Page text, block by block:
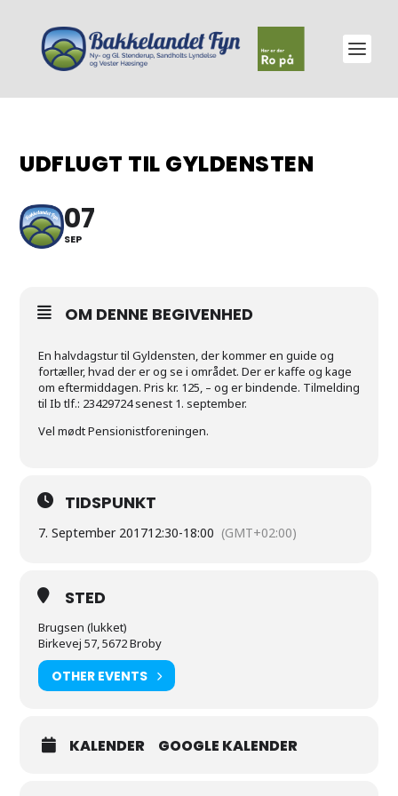
UDFLUGT TIL GYLDENSTEN
07
SEP
OM DENNE BEGIVENHED
En halvdagstur til Gyldensten, der kommer en guide og
fortæller, hvad der er og se i området. Der er kaffe og kage
om eftermiddagen. Pris kr. 125, – og er bindende. Tilmelding
til Ib tlf.: 23429724 senest 1. september.
Vel mødt Pensionistforeningen.
TIDSPUNKT
7. September 201712:30-18:00 (GMT+02:00)
STED
Brugsen (lukket)
Birkevej 57, 5672 Broby
OTHER EVENTS
KALENDER GOOGLE KALENDER